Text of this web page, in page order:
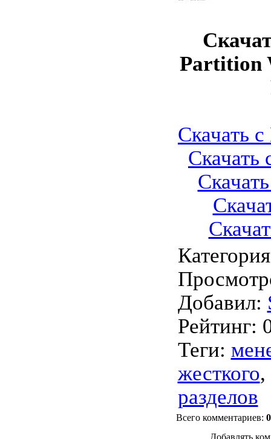
Partition
Скачать
Скачать
Категория
Добавил:
Рейтинг:
Теги:
жесткого,
разделов
Всего комментариев: 0